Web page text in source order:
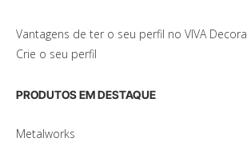
Vantagens de ter o seu perfil no VIVA Decora
Crie o seu perfil
PRODUTOS EM DESTAQUE
Metalworks